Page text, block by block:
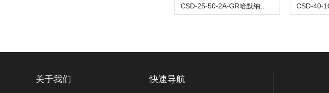
关于我们 快速导航